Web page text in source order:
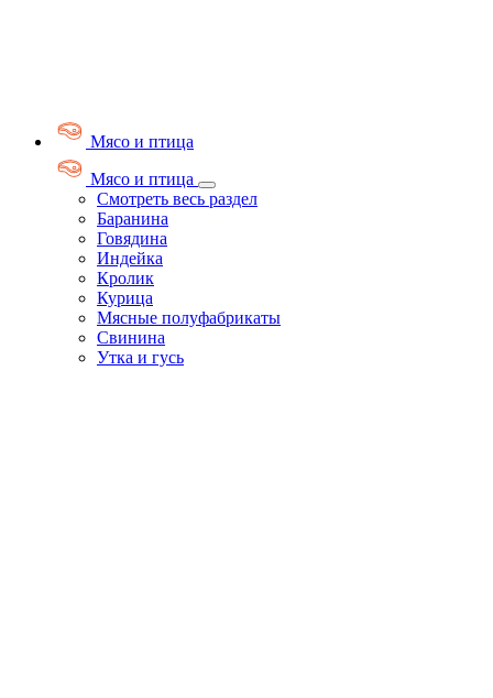
Мясо и птица
Мясо и птица
Смотреть весь раздел
Баранина
Говядина
Индейка
Кролик
Курица
Мясные полуфабрикаты
Свинина
Утка и гусь